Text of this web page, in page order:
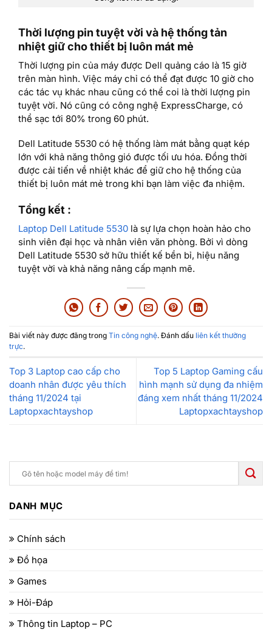
Thời lượng pin tuyệt vời và hệ thống tản
nhiệt giữ cho thiết bị luôn mát mẻ
Thời lượng pin của máy được Dell quảng cáo là 15 giờ
trên màn hình. Việc máy chỉ có thể đạt được 10 giờ cho
các tác vụ khác nhau cũng có thể coi là thời lượng pin
tuyệt vời. Nó cũng có công nghệ ExpressCharge, có
thể sạc tới 80% trong 60 phút.
Dell Latitude 5530 có hệ thống làm mát bằng quạt kép
lớn với khả năng thông gió được tối ưu hóa. Đồng thời
được cải tiến về nhiệt khác để giữ cho hệ thống của
thiết bị luôn mát mẻ trong khi bạn làm việc đa nhiệm.
Tổng kết :
Laptop Dell Latitude 5530 là sự lựa chọn hoàn hảo cho
sinh viên đại học và nhân viên văn phòng. Bởi vì dòng
Dell Latitude 5530 sở hữu thiết kế bền bỉ, hiệu năng
tuyệt vời và khả năng nâng cấp mạnh mẽ.
Bài viết này được đăng trong Tin công nghệ. Đánh dấu liên kết thường
trực.
Top 3 Laptop cao cấp cho
doanh nhân được yêu thích
tháng 11/2024 tại
Laptopxachtayshop
Top 5 Laptop Gaming cấu
hình mạnh sử dụng đa nhiệm
đáng xem nhất tháng 11/2024
Laptopxachtayshop
DANH MỤC
Chính sách
Đồ họa
Games
Hỏi-Đáp
Thông tin Laptop – PC